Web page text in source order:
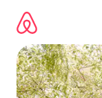
innehåll